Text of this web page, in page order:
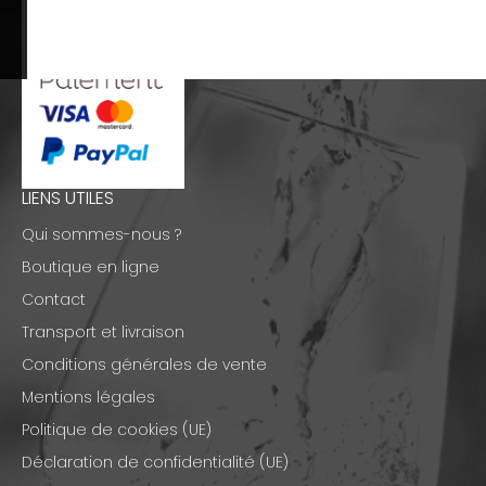
LIENS UTILES
Qui sommes-nous ?
Boutique en ligne
Contact
Transport et livraison
Conditions générales de vente
Mentions légales
Politique de cookies (UE)
Déclaration de confidentialité (UE)